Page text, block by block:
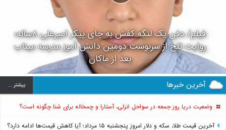
فیلم/ دفن یک لنگه کفش به جای پیکر امیرعلی ۸ساله؛
روایت تلخ از سرنوشت دومین دانش آموز مدرسه میناب
بعد از ماکان
آخرین خبرها بيشتر ...
وضعیت دریا روز جمعه در سواحل انزلی، آستارا و چمخاله برای شنا چگونه است؟
آخرین قیمت طلا، سکه و دلار امروز پنجشنبه ۱۵ مرداد؛ آیا کاهش قیمت‌ها ادامه دارد؟